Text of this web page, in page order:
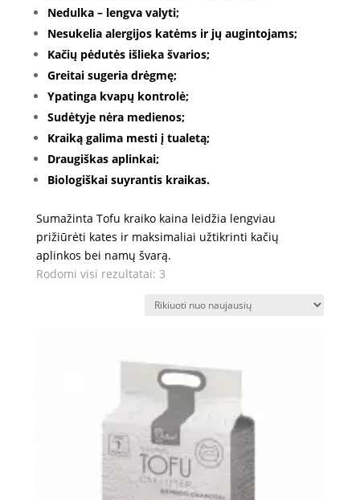
Nedulka – lengva valyti;
Nesukelia alergijos katėms ir jų augintojams;
Kačių pėdutės išlieka švarios;
Greitai sugeria drėgmę;
Ypatinga kvapų kontrolė;
Sudėtyje nėra medienos;
Kraiką galima mesti į tualetą;
Draugiškas aplinkai;
Biologiškai suyrantis kraikas.
Sumažinta Tofu kraiko kaina leidžia lengviau
prižiūrėti kates ir maksimaliai užtikrinti kačių
aplinkos bei namų švarą.
Rodomi visi rezultatai: 3Rūšiuojama
naujausią